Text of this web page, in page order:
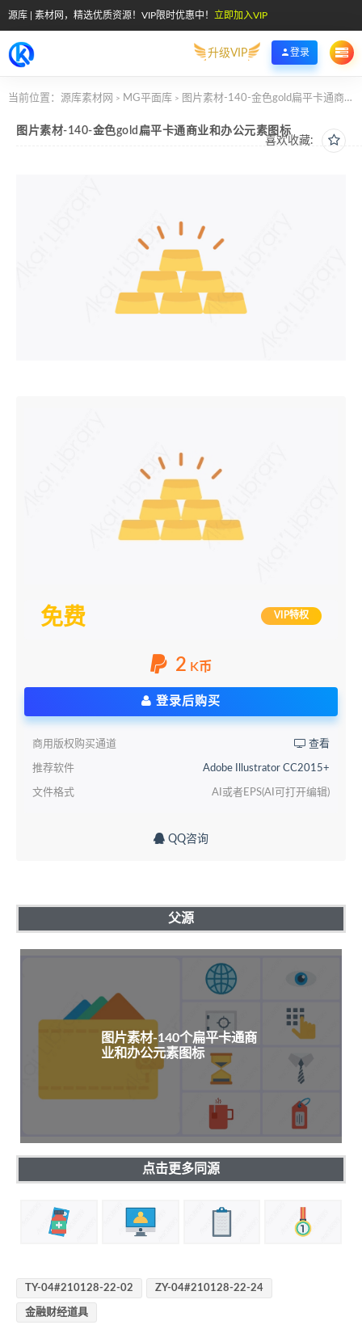
源库 | 素材网，精选优质资源！VIP限时优惠中！ 立即加入VIP
升级VIP 登录
当前位置： 源库素材网 > MG平面库 > 图片素材-140-金色gold扁平卡通商业和办公元素图标
喜欢收藏:
图片素材-140-金色gold扁平卡通商业和办公元素图标
免费 VIP特权
2 K币
登录后购买
商用版权购买通道 查看
推荐软件 Adobe Illustrator CC2015+
文件格式 AI或者EPS(AI可打开编辑)
QQ咨询
父源
图片素材-140个扁平卡通商
业和办公元素图标
点击更多同源
TY-04#210128-22-02 ZY-04#210128-22-24
金融财经道具